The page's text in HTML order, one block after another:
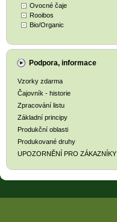
Ovocné čaje
Rooibos
Bio/Organic
Podpora, informace
Vzorky zdarma
Čajovník - historie
Zpracování listu
Základní principy
Produkční oblasti
Produkované druhy
UPOZORNĚNÍ PRO ZÁKAZNÍKY